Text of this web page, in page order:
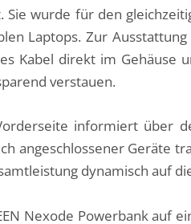
Sie wurde für den
Laptops. Zur
Kabel direkt im Gehäuse
verstauen.
informiert über
angeschlossener Geräte
dynamisch auf
Nexode Powerbank